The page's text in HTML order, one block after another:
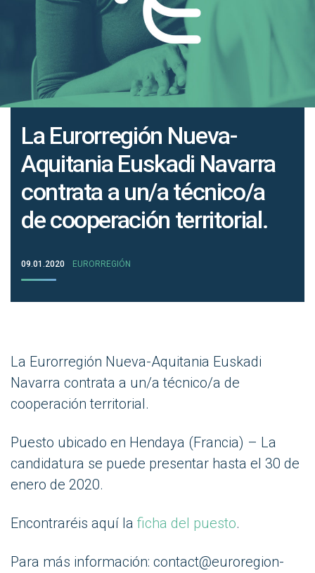
La Eurorregión Nueva-
Aquitania Euskadi Navarra
contrata a un/a técnico/a
de cooperación territorial.
09.01.2020 EURORREGIÓN
La Eurorregión Nueva-Aquitania Euskadi
Navarra contrata a un/a técnico/a de
cooperación territorial.
Puesto ubicado en Hendaya (Francia) – La
candidatura se puede presentar hasta el 30 de
enero de 2020.
Encontraréis aquí la ficha del puesto.
Para más información: contact@euroregion-